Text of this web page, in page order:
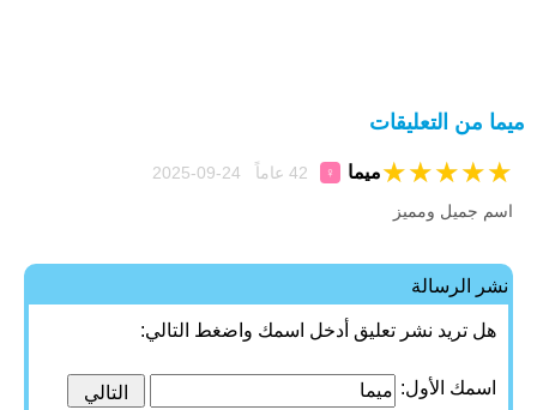
ميما من التعليقات
ميما ♀ ★
★
★
★
★
اسم جميل ومميز
نشر الرسالة
هل تريد نشر تعليق أدخل اسمك واضغط التالي:
اسمك الأول: